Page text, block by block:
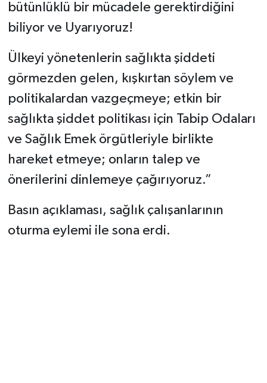
bütünlüklü bir mücadele gerektirdiğini
biliyor ve Uyarıyoruz!
Ülkeyi yönetenlerin sağlıkta şiddeti
görmezden gelen, kışkırtan söylem ve
politikalardan vazgeçmeye; etkin bir
sağlıkta şiddet politikası için Tabip Odaları
ve Sağlık Emek örgütleriyle birlikte
hareket etmeye; onların talep ve
önerilerini dinlemeye çağırıyoruz.”
Basın açıklaması, sağlık çalışanlarının
oturma eylemi ile sona erdi.